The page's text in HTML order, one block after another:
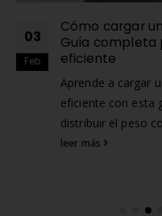
03
Feb
Cómo cargar
Guía completa
eficiente
Aprende a cargar
eficiente con esta
distribuir el peso
leer más